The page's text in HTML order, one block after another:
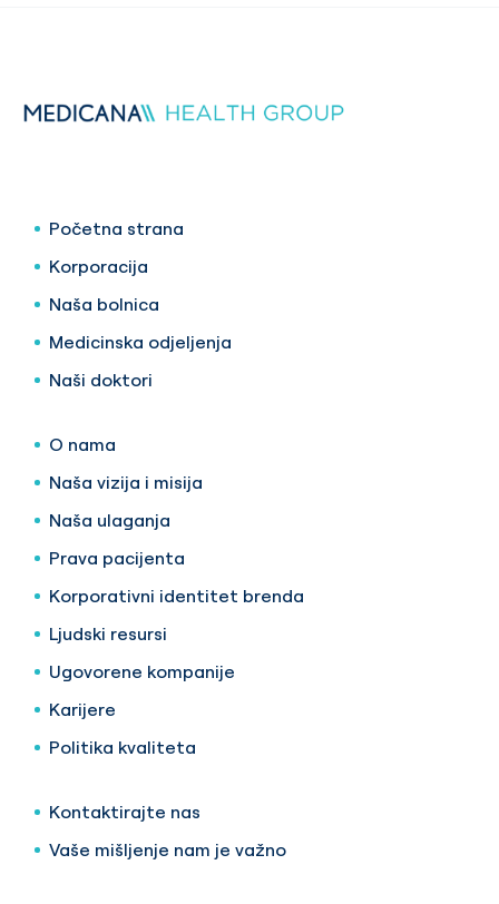
Početna strana
Korporacija
Naša bolnica
Medicinska odjeljenja
Naši doktori
O nama
Naša vizija i misija
Naša ulaganja
Prava pacijenta
Korporativni identitet brenda
Ljudski resursi
Ugovorene kompanije
Karijere
Politika kvaliteta
Kontaktirajte nas
Vaše mišljenje nam je važno